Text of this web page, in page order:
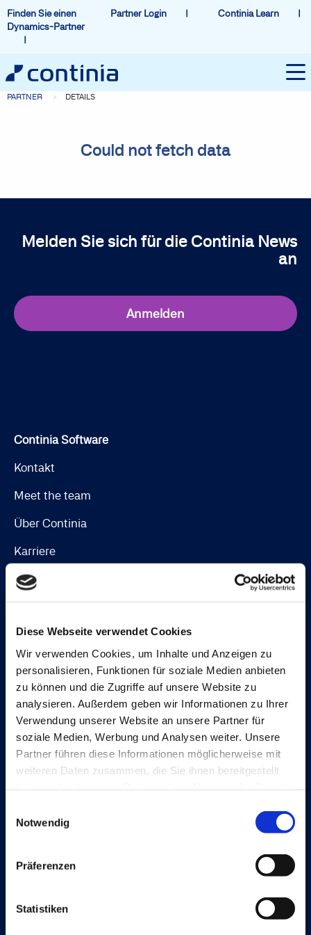
Diese Webseite verwendet Cookies
Wir verwenden Cookies, um Inhalte und Anzeigen zu
personalisieren, Funktionen für soziale Medien anbieten
zu können und die Zugriffe auf unsere Website zu
analysieren. Außerdem geben wir Informationen zu Ihrer
Verwendung unserer Website an unsere Partner für
soziale Medien, Werbung und Analysen weiter. Unsere
Partner führen diese Informationen möglicherweise mit
weiteren Daten zusammen, die Sie ihnen bereitgestellt
Notwendig
Präferenzen
Statistiken
Finden Sie einen
Dynamics-Partner
Partner Login Continia Learn
PARTNER DETAILS
Could not fetch data
Melden Sie sich für die Continia News
an
Anmelden
Continia Software
Kontakt
Meet the team
Über Continia
Karriere
Finden Sie einen Dynamics-Partner
Lösungen
Document Capture
Document Output
Expense Management
Continia Finance
Continia Banking
OPplus
Rechtliche Hinweise